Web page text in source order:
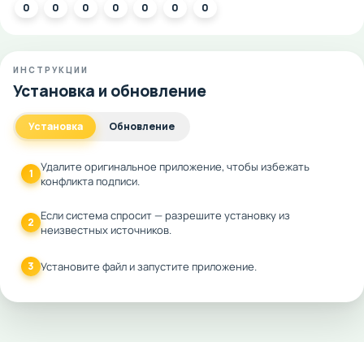
0 0 0 0 0 0 0
ИНСТРУКЦИИ
Установка и обновление
Установка Обновление
1 Удалите оригинальное приложение, чтобы избежать
конфликта подписи.
2 Если система спросит — разрешите установку из
неизвестных источников.
3 Установите файл и запустите приложение.